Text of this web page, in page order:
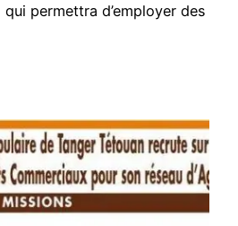
permettra d’employer des